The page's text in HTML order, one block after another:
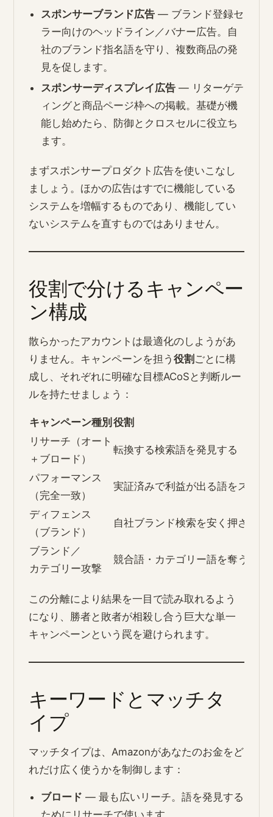
スポンサーブランド広告 ― ブランド登録セ
ラー向けのヘッドライン／バナー広告。自
社のブランド指名語を守り、複数商品の発
見を促します。
スポンサーディスプレイ広告 ― リターゲテ
ィングと商品ページ枠への掲載。基礎が機
能し始めたら、防御とクロスセルに役立ち
ます。
まずスポンサープロダクト広告を使いこなし
ましょう。ほかの広告はすでに機能している
システムを増幅するものであり、機能してい
ないシステムを直すものではありません。
役割で分けるキャンペー
ン構成
散らかったアカウントは最適化のしようがあ
りません。キャンペーンを担う役割 ごとに構
成し、それぞれに明確な目標ACoSと判断ルー
ルを持たせましょう：
キャンペーン種別 役割
リサーチ（オート
＋ブロード）
転換する検索語を発見する
パフォーマンス
（完全一致）
実証済みで利益が出る語をスケー
ディフェンス
（ブランド）
自社ブランド検索を安く押さえる
ブランド／
カテゴリー攻撃
競合語・カテゴリー語を奪う
この分離により結果を一目で読み取れるよう
になり、勝者と敗者が相殺し合う巨大な単一
キャンペーンという罠を避けられます。
キーワードとマッチタ
イプ
マッチタイプは、Amazonがあなたのお金をど
れだけ広く使うかを制御します：
ブロード ― 最も広いリーチ。語を発見する
ためにリサーチで使います。